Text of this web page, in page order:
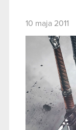
10 maja 2011